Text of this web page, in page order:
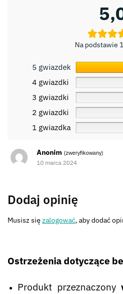
Na podstawie
5 gwiazdek
4 gwiazdki
3 gwiazdki
2 gwiazdki
1 gwiazdka
Anonim (zweryfikowany)
10 marca 2024
Dodaj opinię
Musisz się zalogować, aby dodać
Ostrzeżenia dotyczące
Produkt przeznaczony